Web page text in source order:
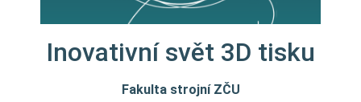
Inovativní svět 3D tisku
Fakulta strojní ZČU